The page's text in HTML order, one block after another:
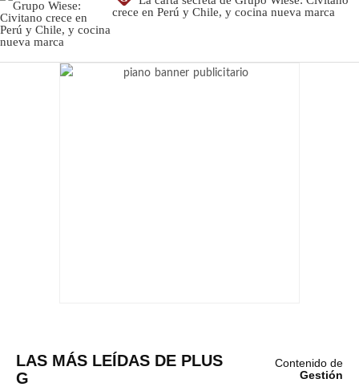
crece en Perú y Chile, y cocina nueva marca
LAS MÁS LEÍDAS DE PLUS
G
Contenido de
Gestión